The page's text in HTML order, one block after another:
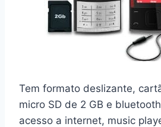
Tem formato deslizante,
micro SD de 2 GB e
acesso a internet, music